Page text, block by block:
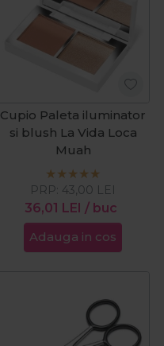
Cupio Paleta iluminator
si blush La Vida Loca
Muah
36,01 LEI / buc
PRP: 43,00 LEI
Adauga in cos